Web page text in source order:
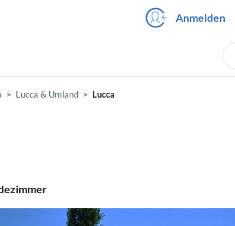
Anmelden
Lucca & Umland Lucca